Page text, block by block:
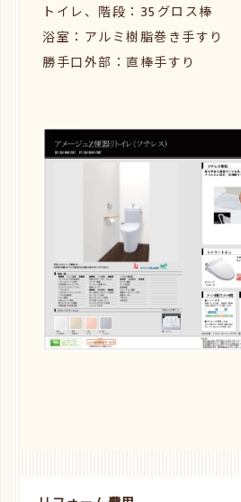
トイレ、階段：35グロス棒
浴室：アルミ樹脂巻き手すり
勝手口外部：直棒手すり